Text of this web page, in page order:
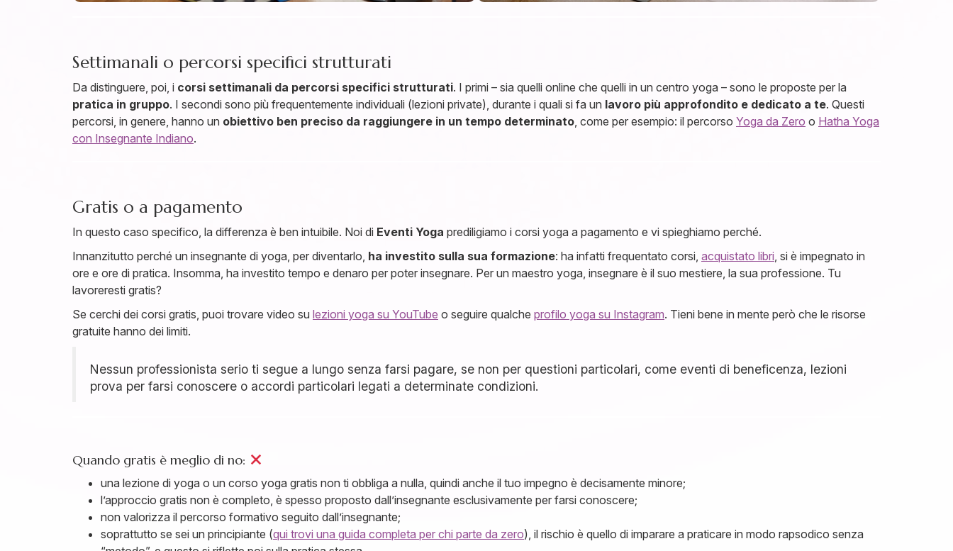
Settimanali o percorsi specifici strutturati
Da distinguere, poi, i corsi settimanali da percorsi specifici strutturati. I primi – sia quelli online che quelli in un centro yoga – sono le proposte per la
pratica in gruppo. I secondi sono più frequentemente individuali (lezioni private), durante i quali si fa un lavoro più approfondito e dedicato a te. Questi
percorsi, in genere, hanno un obiettivo ben preciso da raggiungere in un tempo determinato, come per esempio: il percorso Yoga da Zero o Hatha Yoga
con Insegnante Indiano.
Gratis o a pagamento
In questo caso specifico, la differenza è ben intuibile. Noi di Eventi Yoga prediligiamo i corsi yoga a pagamento e vi spieghiamo perché.
Innanzitutto perché un insegnante di yoga, per diventarlo, ha investito sulla sua formazione: ha infatti frequentato corsi, acquistato libri, si è impegnato in
ore e ore di pratica. Insomma, ha investito tempo e denaro per poter insegnare. Per un maestro yoga, insegnare è il suo mestiere, la sua professione. Tu
lavoreresti gratis?
Se cerchi dei corsi gratis, puoi trovare video su lezioni yoga su YouTube o seguire qualche profilo yoga su Instagram. Tieni bene in mente però che le risorse
gratuite hanno dei limiti.
Nessun professionista serio ti segue a lungo senza farsi pagare, se non per questioni particolari, come eventi di beneficenza, lezioni
prova per farsi conoscere o accordi particolari legati a determinate condizioni.
Quando gratis è meglio di no:
una lezione di yoga o un corso yoga gratis non ti obbliga a nulla, quindi anche il tuo impegno è decisamente minore;
l’approccio gratis non è completo, è spesso proposto dall’insegnante esclusivamente per farsi conoscere;
non valorizza il percorso formativo seguito dall’insegnante;
soprattutto se sei un principiante (qui trovi una guida completa per chi parte da zero), il rischio è quello di imparare a praticare in modo rapsodico senza